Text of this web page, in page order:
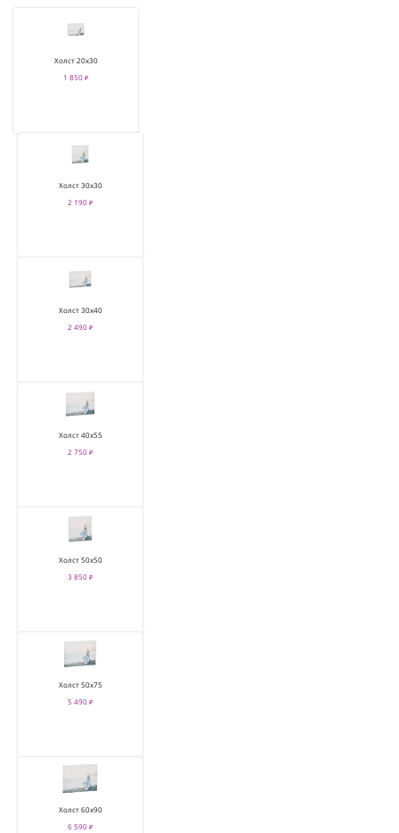
Холст 20х30
1 850 ₽
Холст 30х30
2 190 ₽
Холст 30х40
2 490 ₽
Холст 40х55
2 750 ₽
Холст 50х50
3 850 ₽
Холст 50х75
5 490 ₽
Холст 60х90
6 590 ₽